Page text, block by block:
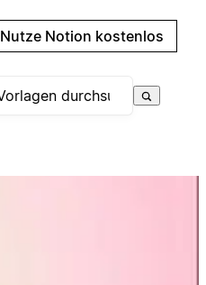
Nutze Notion kostenlos